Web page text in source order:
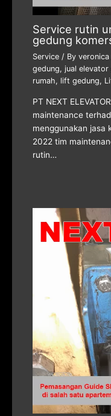
Service rutin
gedung
Service / Byveronica
gedung, jual elevator
rumah, lift gedung,
PT NEXT
maintenance
menggunakan jasa
2022 tim
rutin…